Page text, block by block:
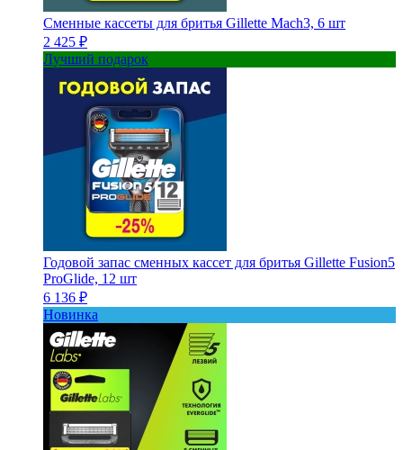
Сменные кассеты для бритья Gillette Mach3, 6 шт
2 425 ₽
Лучший подарок
Годовой запас сменных кассет для бритья Gillette Fusion5
ProGlide, 12 шт
6 136 ₽
Новинка